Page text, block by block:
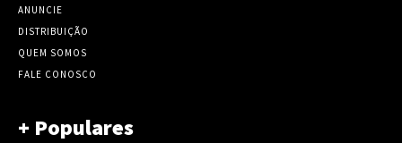
ANUNCIE
DISTRIBUIÇÃO
QUEM SOMOS
FALE CONOSCO
+ Populares